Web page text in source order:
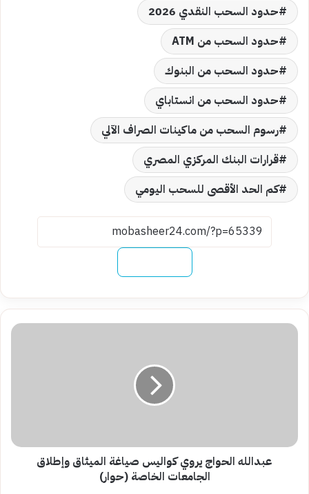
حدود السحب النقدي 2026
حدود السحب من ATM
حدود السحب من البنوك
حدود السحب من انستاباي
رسوم السحب من ماكينات الصراف الآلي
قرارات البنك المركزي المصري
كم الحد الأقصى للسحب اليومي
عبدالله
الخاصة
(حوار)عبدالله الحواج يروي كواليس صياغة الميثاق وإطلاق
الجامعات الخاصة (حوار)